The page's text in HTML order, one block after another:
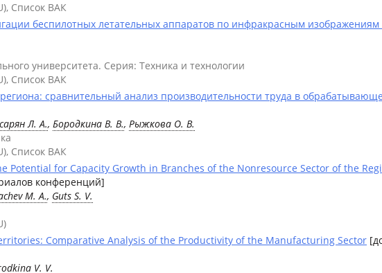
Список ВАК
беспилотных летательных аппаратов по инфракрасным изображениям
университета. Серия: Техника и технологии
Список ВАК
сравнительный анализ производительности труда в
Л. А., Бородкина В. В., Рыжкова О. В.
Список ВАК
Potential for Capacity Growth in Branches of the Nonresource Sector of the
конференций]
M. A., Guts S. V.
Comparative Analysis of the Productivity of the Manufacturing Sector
V. V.